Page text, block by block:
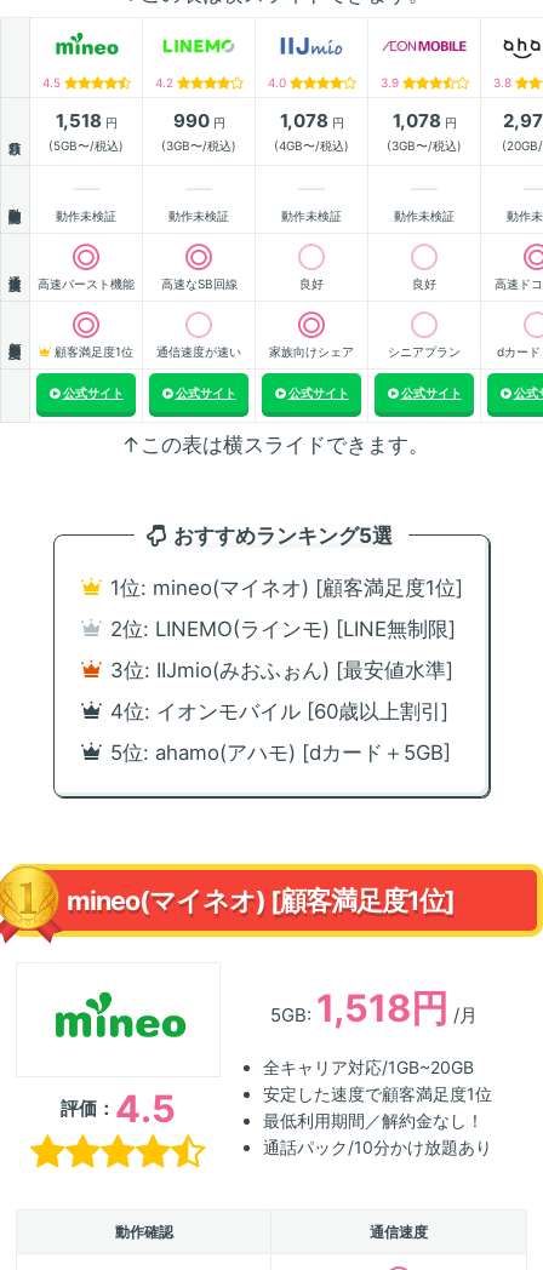
4.5 4.2 4.0 3.9 3.8
1,518 円
(5GB〜/税込)
990円
(3GB〜/税込)
1,078 円
(4GB〜/税込)
1,078 円
(3GB〜/税込)
動作未検証 動作未検証 動作未検証 動作未検証 動作
高速バースト機能 高速なSB回線 良好 良好 高速ド
顧客満足度1位 通信速度が速い 家族向けシェア シニアプラン dカード
公式サイト 公式サイト 公式サイト 公式サイト 公式
↑この表は横スライドできます。
おすすめランキング5選
1位: mineo(マイネオ) [顧客満足度1位]
2位: LINEMO(ラインモ) [LINE無制限]
3位: IIJmio(みおふぉん) [最安値水準]
4位: イオンモバイル [60歳以上割引]
5位: ahamo(アハモ) [dカード＋5GB]
mineo(マイネオ) [顧客満足度1位]
評価： 4.5
5GB: 1,518円 /月
全キャリア対応/1GB~20GB
安定した速度で顧客満足度1位
最低利用期間／解約金なし！
通話パック/10分かけ放題あり
動作確認 通信速度